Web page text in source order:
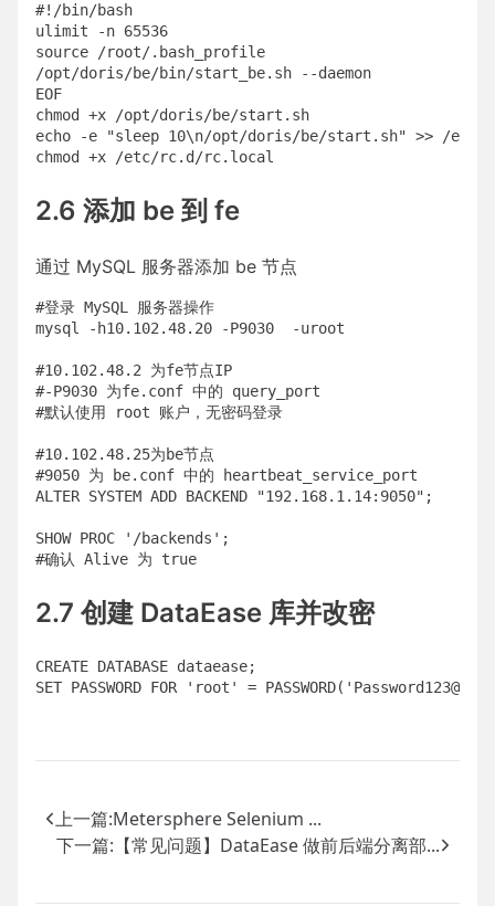
#!/bin/bash
ulimit -n 65536
source /root/.bash_profile
/opt/doris/be/bin/start_be.sh --daemon
EOF
chmod +x /opt/doris/be/start.sh
echo -e "sleep 10\n/opt/doris/be/start.sh" >> /
2.6 添加 be 到 fe
通过 MySQL 服务器添加 be 节点
#登录 MySQL 服务器操作
mysql -h10.102.48.20 -P9030  -uroot
#10.102.48.2 为fe节点IP
#-P9030 为fe.conf 中的 query_port
#默认使用 root 账户，无密码登录
#10.102.48.25为be节点
#9050 为 be.conf 中的 heartbeat_service_port
ALTER SYSTEM ADD BACKEND "192.168.1.14:9050";
SHOW PROC '/backends';
2.7 创建 DataEase 库并改密
CREATE DATABASE dataease;
上一篇:Metersphere Selenium ...
下一篇: 【常见问题】DataEase 做前后端分离部...